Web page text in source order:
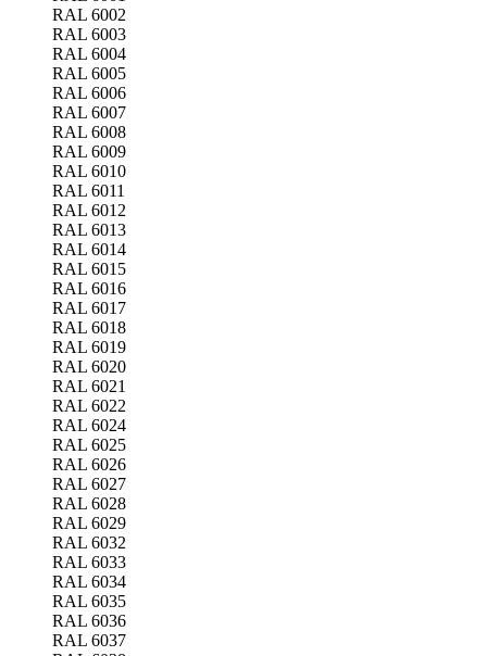
RAL 6002
RAL 6003
RAL 6004
RAL 6005
RAL 6006
RAL 6007
RAL 6008
RAL 6009
RAL 6010
RAL 6011
RAL 6012
RAL 6013
RAL 6014
RAL 6015
RAL 6016
RAL 6017
RAL 6018
RAL 6019
RAL 6020
RAL 6021
RAL 6022
RAL 6024
RAL 6025
RAL 6026
RAL 6027
RAL 6028
RAL 6029
RAL 6032
RAL 6033
RAL 6034
RAL 6035
RAL 6036
RAL 6037